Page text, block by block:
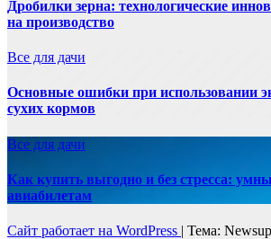
Дробилки зерна: технологические
на производство
Все для дачи
Основные ошибки при использовании
сухих кормов
Все для дачи
Как купить выгодно и без стресса:
авиабилетам
Сайт работает на WordPress | Тема: